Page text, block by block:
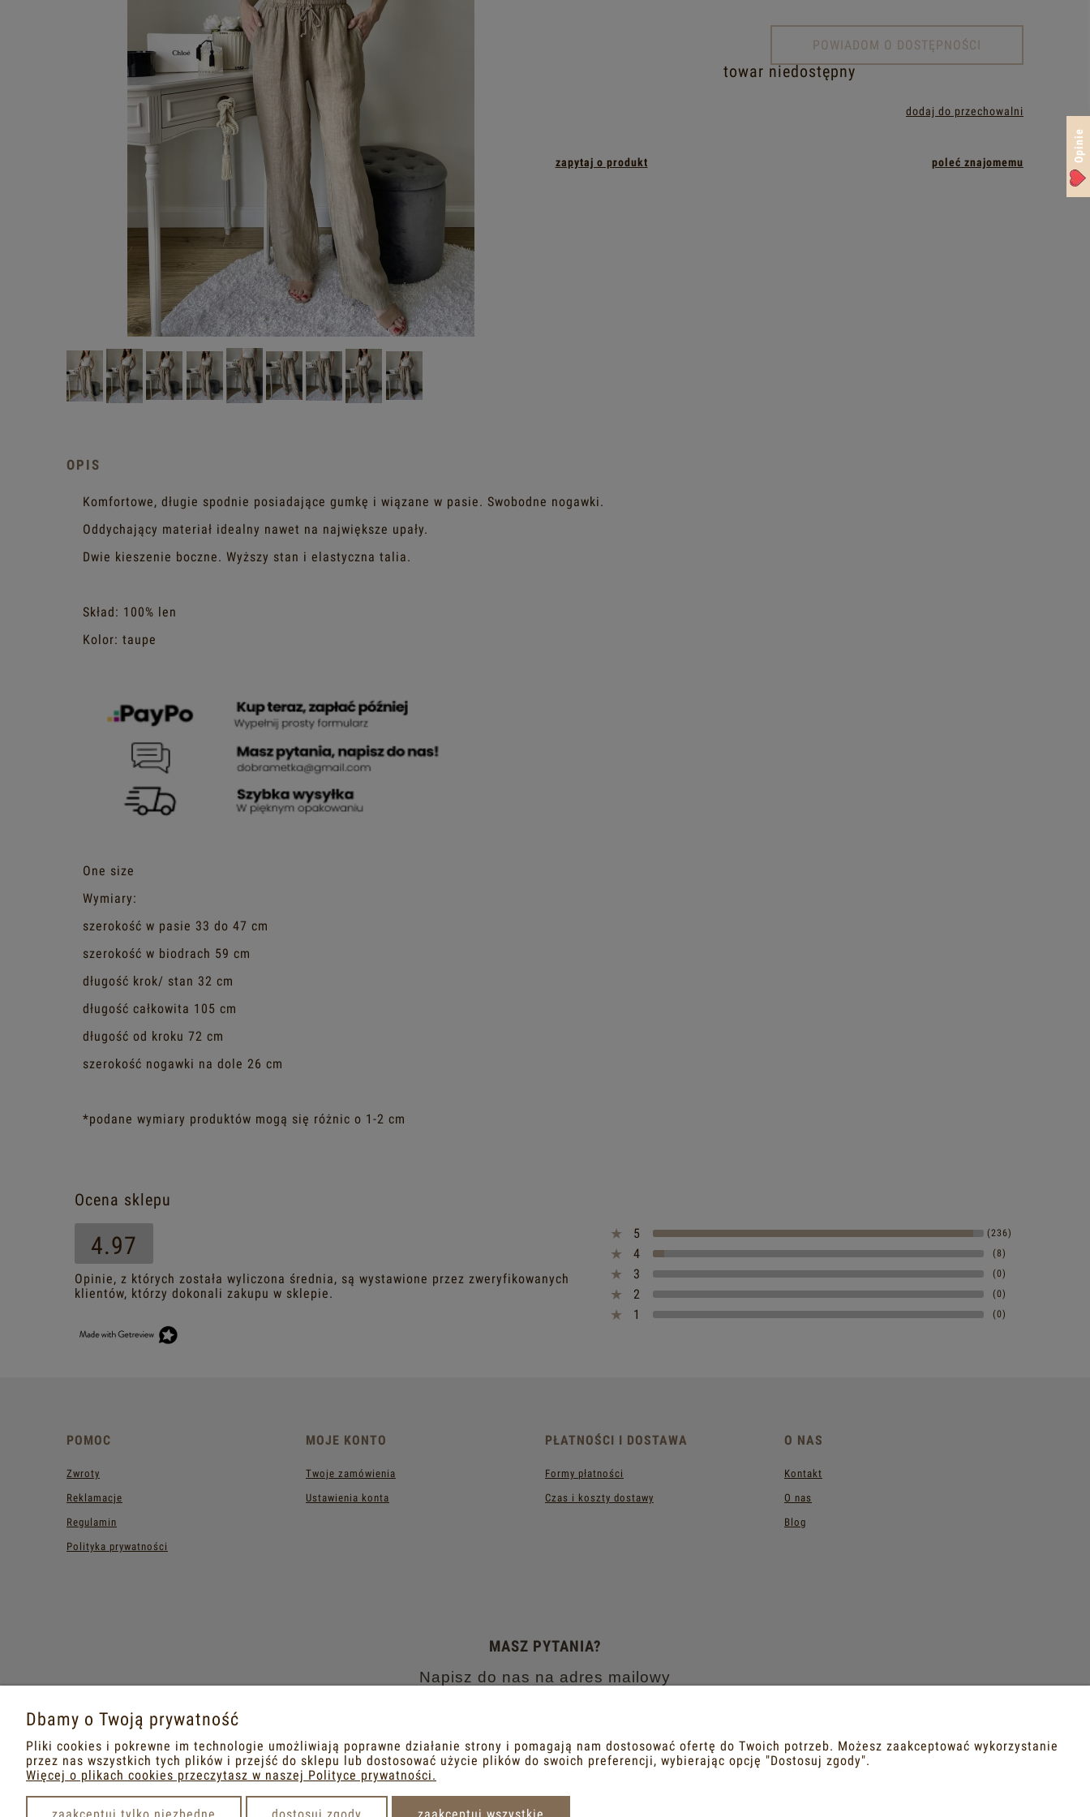
POWIADOM O DOSTĘPNOŚCI
towar niedostępny
dodaj do przechowalni
zapytaj o produkt poleć znajomemu
OPIS
Komfortowe, długie spodnie posiadające gumkę i wiązane w pasie. Swobodne nogawki.
Oddychający materiał idealny nawet na największe upały.
Dwie kieszenie boczne. Wyższy stan i elastyczna talia.
Skład: 100% len
Kolor: taupe
One size
Wymiary:
szerokość w pasie 33 do 47 cm
szerokość w biodrach 59 cm
długość krok/ stan 32 cm
długość całkowita 105 cm
długość od kroku 72 cm
szerokość nogawki na dole 26 cm
*podane wymiary produktów mogą się różnic o 1-2 cm
Ocena sklepu
4.97
Opinie, z których została wyliczona średnia, są wystawione przez zweryfikowanych
klientów, którzy dokonali zakupu w sklepie.
5 (236)
4 (8)
3 (0)
2 (0)
1 (0)
POMOC
Zwroty
Reklamacje
Regulamin
Polityka prywatności
MOJE KONTO
Twoje zamówienia
Ustawienia konta
PŁATNOŚCI I DOSTAWA
Formy płatności
Czas i koszty dostawy
O NAS
Kontakt
O nas
Blog
MASZ PYTANIA?
Napisz do nas na adres mailowy
FACEBOOK INSTAGRAM
Dbamy o Twoją prywatność
Pliki cookies i pokrewne im technologie umożliwiają poprawne działanie strony i pomagają nam dostosować ofertę do Twoich potrzeb. Możesz zaakceptować wykorzystanie
przez nas wszystkich tych plików i przejść do sklepu lub dostosować użycie plików do swoich preferencji, wybierając opcję "Dostosuj zgody".
Więcej o plikach cookies przeczytasz w naszej Polityce prywatności.
Opinie